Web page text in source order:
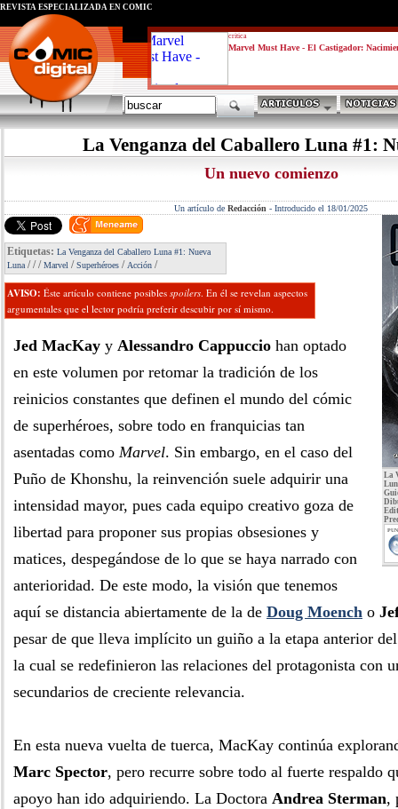
critica
Marvel Must Have - El Castigador:
REVISTA ESPECIALIZADA EN CÓMIC
La Venganza del Caballero Luna #1:
Un nuevo comienzo
Un artículo de Redacción - Introducido el 18/01/2025
La
Etiquetas: La Venganza del Caballero Luna #1: Nueva
Luna ///Marvel /Superhéroes / Acción /
AVISO: Éste artículo contiene posibles spoilers. En él se revelan aspectos
argumentales que el lector podría preferir descubir por sí mismo.
Jed MacKay y Alessandro Cappuccio han optado
en este volumen por retomar la tradición de los
reinicios constantes que definen el mundo del cómic
de superhéroes, sobre todo en franquicias tan
asentadas como Marvel. Sin embargo, en el caso del
Puño de Khonshu, la reinvención suele adquirir una
intensidad mayor, pues cada equipo creativo goza de
libertad para proponer sus propias obsesiones y
matices, despegándose de lo que se haya narrado con
anterioridad. De este modo, la visión que tenemos
aquí se distancia abiertamente de la de Doug Moench o
pesar de que lleva implícito un guiño a la etapa anterior
la cual se redefinieron las relaciones del protagonista con
secundarios de creciente relevancia.
En esta nueva vuelta de tuerca, MacKay continúa
Marc Spector, pero recurre sobre todo al fuerte respaldo
apoyo han ido adquiriendo. La Doctora Andrea Sterman,